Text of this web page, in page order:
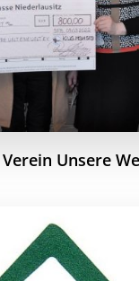
Unsere